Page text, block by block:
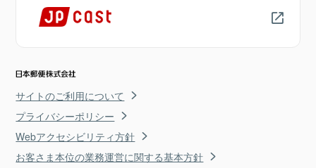
サイトのご利用について
プライバシーポリシー
Webアクセシビリティ方針
お客さま本位の業務運営に関する基本方針